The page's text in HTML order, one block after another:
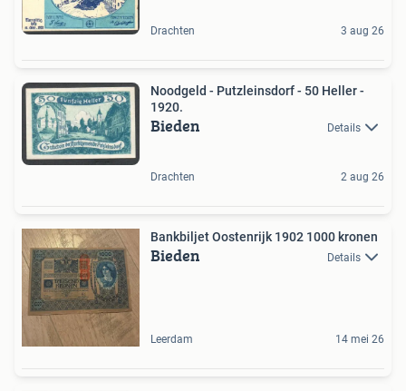
Drachten 3 aug 26
Noodgeld - Putzleinsdorf - 50 Heller -
1920.
Bieden Details
Drachten 2 aug 26
Bankbiljet Oostenrijk 1902 1000 kronen
Bieden Details
Leerdam 14 mei 26